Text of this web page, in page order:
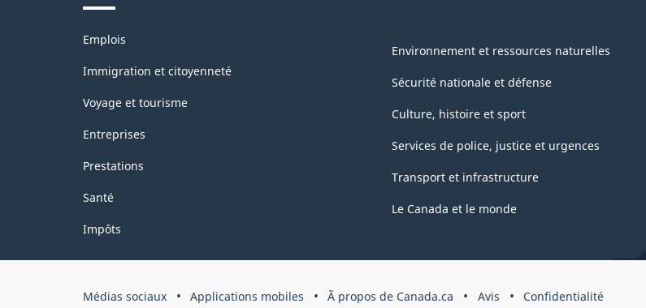
Structure
de
la
classification
Thèmes
sujets
Emplois
Immigration et citoyenneté
Voyage et tourisme
Entreprises
Prestations
Santé
Impôts
Environnement et ressources naturelles
Sécurité nationale et défense
Culture, histoire et sport
Services de police, justice et urgences
Transport et infrastructure
Le Canada et le monde
Organisation
Médias sociaux Applications mobiles Ã propos de Canada.ca Avis Confidentialité